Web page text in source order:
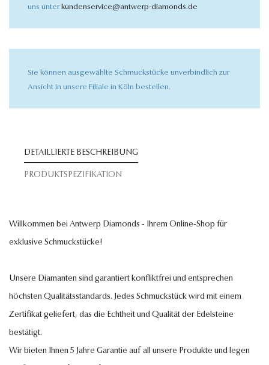
uns unter kundenservice@antwerp-diamonds.de
Sie können ausgewählte Schmuckstücke unverbindlich zur
Ansicht in unsere Filiale in Köln bestellen.
DETAILLIERTE BESCHREIBUNG
PRODUKTSPEZIFIKATION
Willkommen bei Antwerp Diamonds - Ihrem Online-Shop für
exklusive Schmuckstücke!
Unsere Diamanten sind garantiert konfliktfrei und entsprechen
höchsten Qualitätsstandards. Jedes Schmuckstück wird mit einem
Zertifikat geliefert, das die Echtheit und Qualität der Edelsteine
bestätigt.
Wir bieten Ihnen 5 Jahre Garantie auf all unsere Produkte und legen